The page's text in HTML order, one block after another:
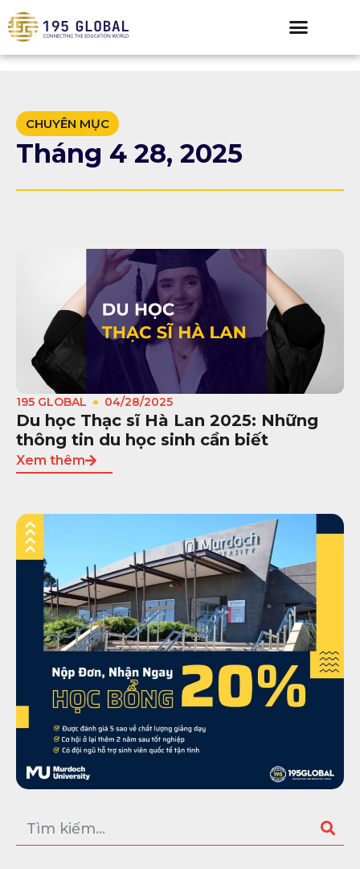
CHUYÊN MỤC
Tháng 4 28, 2025
195 GLOBAL 04/28/2025
Du học Thạc sĩ Hà Lan 2025: Những
thông tin du học sinh cần biết
Xem thêm